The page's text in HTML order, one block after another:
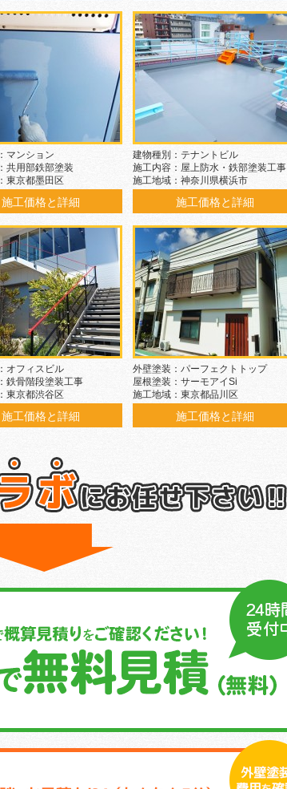
マンション
共用部鉄部塗装
東京都墨田区
施工価格と詳細
建物種別：テナントビル
施工内容：屋上防水・鉄部塗装工事
施工地域：神奈川県横浜市
施工価格と詳細
オフィスビル
鉄骨階段塗装工事
東京都渋谷区
施工価格と詳細
外壁塗装：パーフェクトトップ
屋根塗装：サーモアイSi
施工地域：東京都品川区
施工価格と詳細